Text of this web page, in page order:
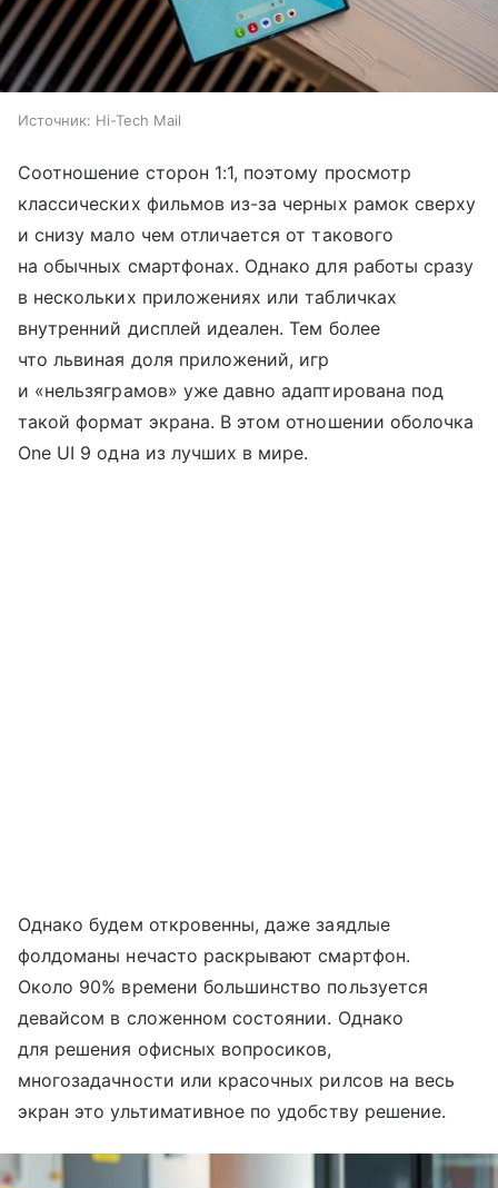
Источник: Hi-Tech Mail
Соотношение сторон 1:1, поэтому просмотр
классических фильмов из-за черных рамок сверху
и снизу мало чем отличается от такового
на обычных смартфонах. Однако для работы сразу
в нескольких приложениях или табличках
внутренний дисплей идеален. Тем более
что львиная доля приложений, игр
и «нельзяграмов» уже давно адаптирована под
такой формат экрана. В этом отношении оболочка
One UI 9 одна из лучших в мире.
Однако будем откровенны, даже заядлые
фолдоманы нечасто раскрывают смартфон.
Около 90% времени большинство пользуется
девайсом в сложенном состоянии. Однако
для решения офисных вопросиков,
многозадачности или красочных рилсов на весь
экран это ультимативное по удобству решение.